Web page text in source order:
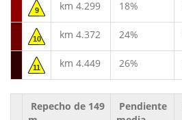
9 km 4.299 18%
10 km 4.372 24%
11 km 4.449 26%
Repecho de 149
Pendiente